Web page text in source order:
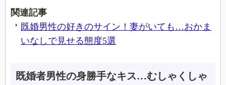
関連記事
既婚男性の好きのサイン！妻がいても…おかま
いなしで見せる態度5選
既婚者男性の身勝手なキス…むしゃくしゃ